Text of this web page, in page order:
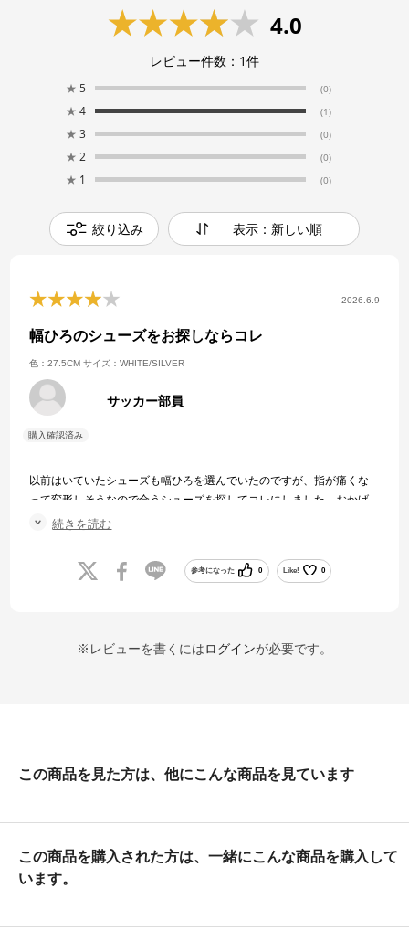
4.0
レビュー件数： 1件
★ 5 (0)
★ 4 (1)
★ 3 (0)
★ 2 (0)
★ 1 (0)
絞り込み 表示：新しい順
2026.6.9
幅ひろのシューズをお探しならコレ
色：27.5CM サイズ：WHITE/SILVER
サッカー部員
以前はいていたシューズも幅ひろを選んでいたのですが、指が痛くな
って変形しそうなので合うシューズを探してコレにしました。おかげ
でサッカーしていても痛くなりません。
続きを読む
参考になった 0 Like! 0
※レビューを書くにはログインが必要です。
この商品を見た方は、他にこんな商品を見ています
この商品を購入された方は、一緒にこんな商品を購入して
います。